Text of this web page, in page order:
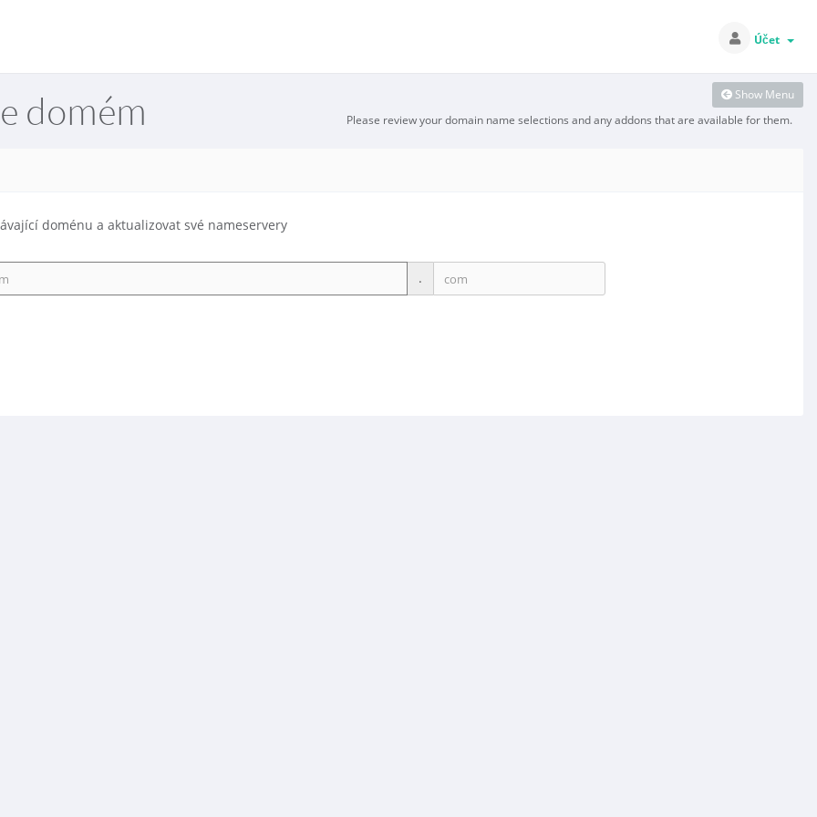
Účet
Show Menu
domém Please review your domain name selections and any addons that are available for them.
doménu a aktualizovat své nameservery
.